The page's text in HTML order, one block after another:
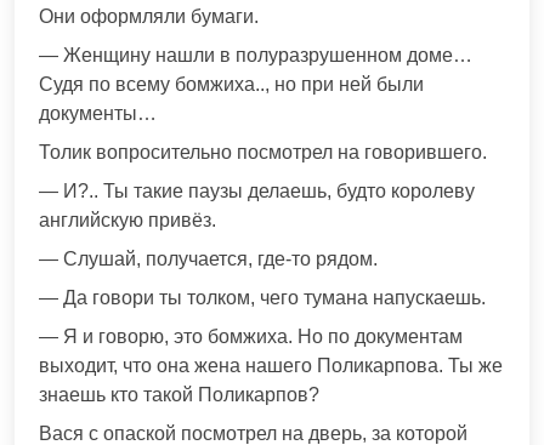
Они оформляли бумаги.
— Женщину нашли в полуразрушенном доме…
Судя по всему бомжиха.., но при ней были
документы…
Толик вопросительно посмотрел на говорившего.
— И?.. Ты такие паузы делаешь, будто королеву
английскую привёз.
— Слушай, получается, где-то рядом.
— Да говори ты толком, чего тумана напускаешь.
— Я и говорю, это бомжиха. Но по документам
выходит, что она жена нашего Поликарпова. Ты же
знаешь кто такой Поликарпов?
Вася с опаской посмотрел на дверь, за которой